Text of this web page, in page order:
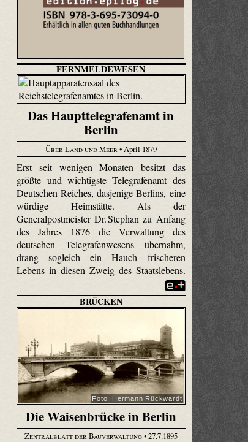
FERNMELDEWESEN
Das Haupttelegrafenamt in
Berlin
Über Land und Meer• April 1879
Erst seit wenigen Monaten besitzt das
größte und wichtigste Telegrafenamt des
Deutschen Reiches, dasjenige Berlins, eine
würdige Heimstätte. Als der
Generalpostmeister Dr. Stephan zu Anfang
des Jahres 1876 die Verwaltung des
deutschen Tele­grafen­wesens übernahm,
drang sogleich ein Hauch frischeren
Lebens in diesen Zweig des Staatslebens.
BRÜCKEN
Foto: Hermann Rückwardt
Die Waisenbrücke in Berlin
Zentralblatt der Bauverwaltung• 27.7.1895